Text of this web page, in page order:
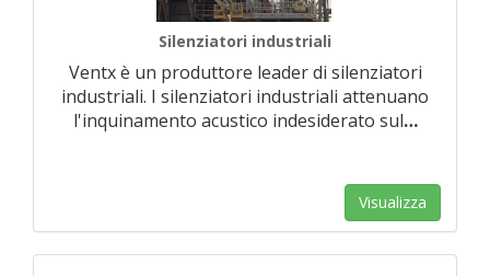
Silenziatori industriali
Ventx è un produttore leader di silenziatori
industriali. I silenziatori industriali attenuano
l'inquinamento acustico indesiderato sul…
Visualizza